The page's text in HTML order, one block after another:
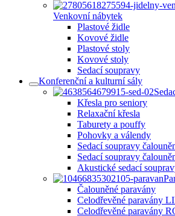
Venkovní nábytek
Plastové židle
Kovové židle
Plastové stoly
Kovové stoly
Sedací soupravy
Konferenční a kulturní sály
Křesla pro seniory
Relaxační křesla
Taburety a pouffy
Pohovky a válendy
Sedací soupravy
Sedací soupravy
Akustické sedací
Čalouněné paravány
Celodřevěné paravány
Celodřevěné paravány